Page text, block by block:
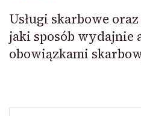
Usługi skarbowe
jaki sposób wydajnie
obowiązkami